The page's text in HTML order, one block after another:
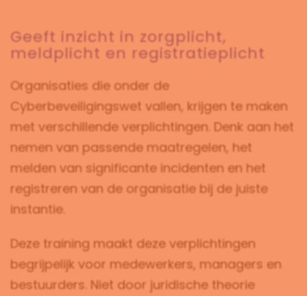
Geeft inzicht in zorgplicht,
meldplicht en registratieplicht
Organisaties die onder de
Cyberbeveiligingswet vallen, krijgen te maken
met verschillende verplichtingen. Denk aan het
nemen van passende maatregelen, het
melden van significante incidenten en het
registreren van de organisatie bij de juiste
instantie.
Deze training maakt deze verplichtingen
begrijpelijk voor medewerkers, managers en
bestuurders. Niet door juridische theorie